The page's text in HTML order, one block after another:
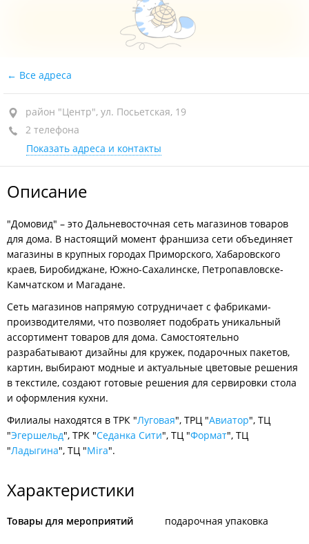
Все адреса
район "Центр", ул. Посьетская, 19
2 телефона
Показать адреса и контакты
Описание
"Домовид" – это Дальневосточная сеть магазинов товаров
для дома. В настоящий момент франшиза сети объединяет
магазины в крупных городах Приморского, Хабаровского
краев, Биробиджане, Южно-Сахалинске, Петропавловске-
Камчатском и Магадане.
Сеть магазинов напрямую сотрудничает с фабриками-
производителями, что позволяет подобрать уникальный
ассортимент товаров для дома. Самостоятельно
разрабатывают дизайны для кружек, подарочных пакетов,
картин, выбирают модные и актуальные цветовые решения
в текстиле, создают готовые решения для сервировки стола
и оформления кухни.
Филиалы находятся в ТРК "Луговая", ТРЦ "Авиатор", ТЦ
"Эгершельд", ТРК "Седанка Сити", ТЦ "Формат", ТЦ
"Ладыгина", ТЦ "Mira".
Характеристики
Товары для мероприятий подарочная упаковка